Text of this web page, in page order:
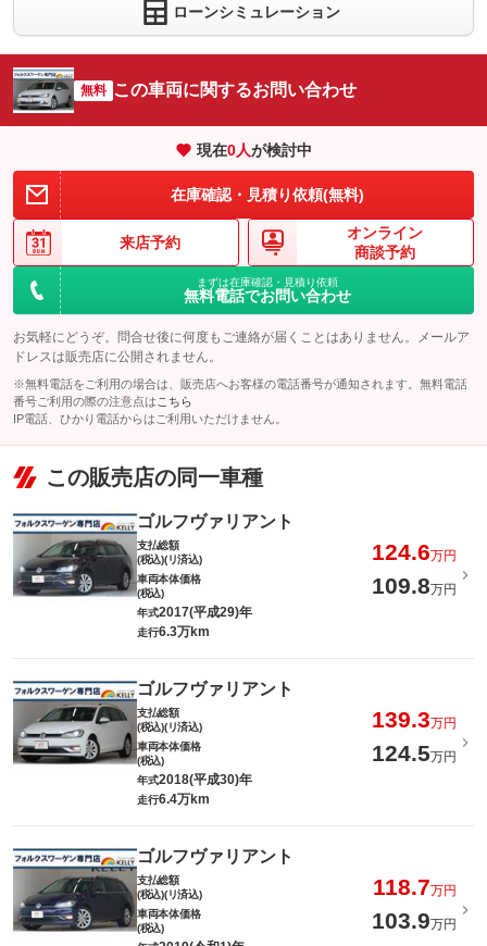
ローンシミュレーション
無料 この車両に関するお問い合わせ
現在0人が検討中
在庫確認・見積り依頼(無料)
来店予約
オンライン
商談予約
まずは在庫確認・見積り依頼
無料電話でお問い合わせ
お気軽にどうぞ。問合せ後に何度もご連絡が届くことはありません。メールア
ドレスは販売店に公開されません。
※無料電話をご利用の場合は、販売店へお客様の電話番号が通知されます。無料電話
番号ご利用の際の注意点は こちら
IP電話、ひかり電話からはご利用いただけません。
この販売店の同一車種
ゴルフヴァリアント
支払総額
(税込)(リ済込)
124.6万円
車両本体価格
(税込)
109.8万円
年式2017(平成29)年
走行6.3万km
ゴルフヴァリアント
支払総額
(税込)(リ済込)
139.3万円
車両本体価格
(税込)
124.5万円
年式2018(平成30)年
走行6.4万km
ゴルフヴァリアント
支払総額
(税込)(リ済込)
118.7万円
車両本体価格
(税込)
103.9万円